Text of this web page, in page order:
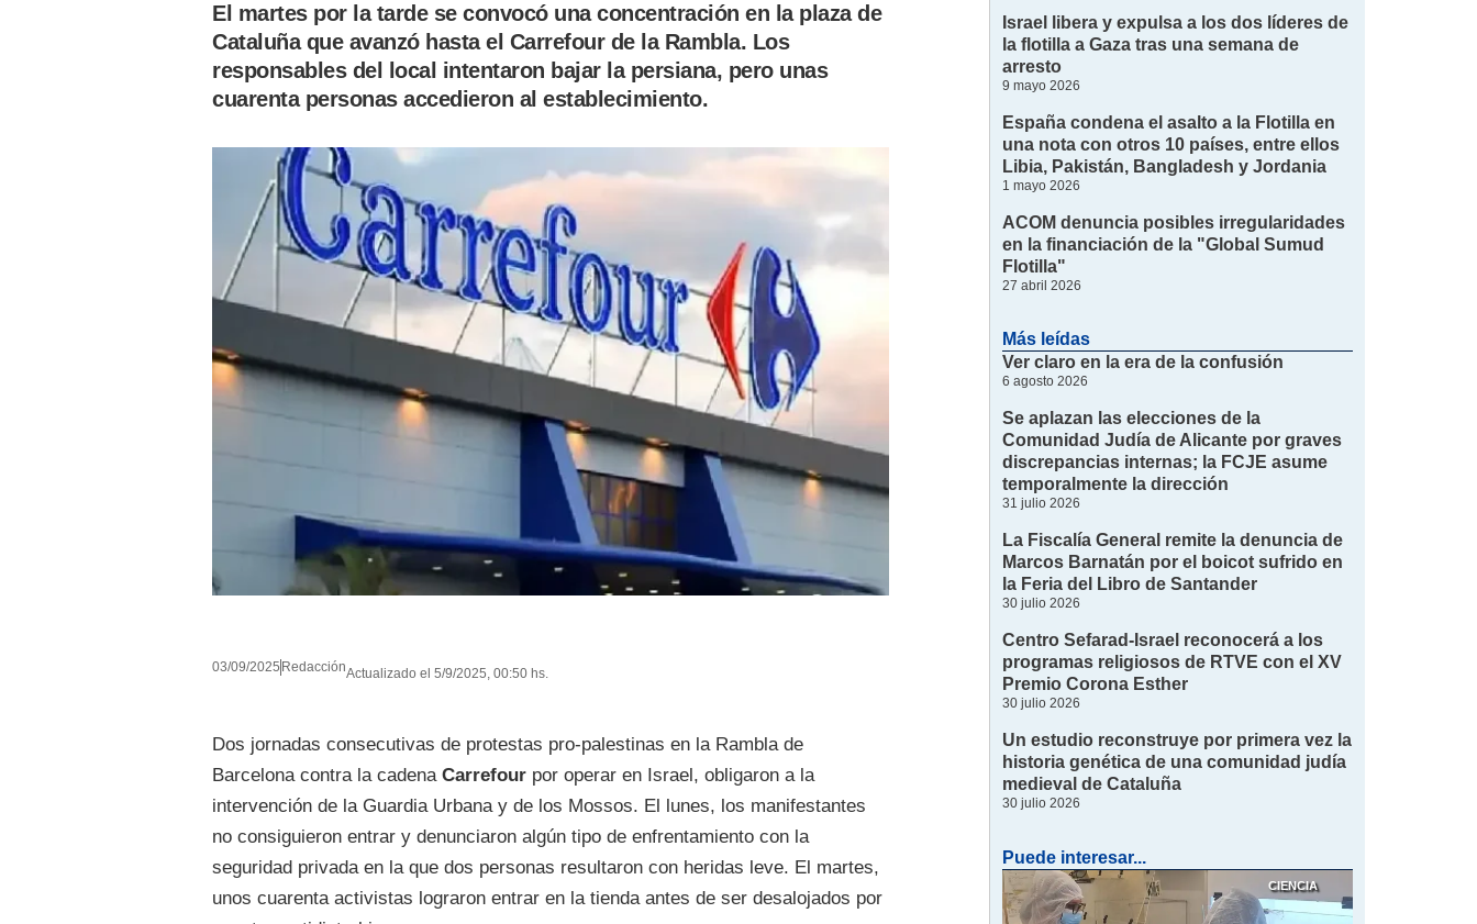
El martes por la tarde se convocó una concentración en la plaza de
Cataluña que avanzó hasta el Carrefour de la Rambla. Los
responsables del local intentaron bajar la persiana, pero unas
cuarenta personas accedieron al establecimiento.
03/09/2025 RedacciónActualizado el 5/9/2025, 00:50 hs.
Dos jornadas consecutivas de protestas pro-palestinas en la Rambla de
Barcelona contra la cadenaCarrefour por operar en Israel, obligaron a la
intervención de la Guardia Urbana y de los Mossos. El lunes, los manifestantes
no consiguieron entrar y denunciaron algún tipo de enfrentamiento con la
seguridad privada en la que dos personas resultaron con heridas leve. El martes,
unos cuarenta activistas lograron entrar en la tienda antes de ser desalojados por
Israel libera y expulsa a los dos líderes de
la flotilla a Gaza tras una semana de
arresto
9 mayo 2026
España condena el asalto a la Flotilla en
una nota con otros 10 países, entre ellos
Libia, Pakistán, Bangladesh y Jordania
1 mayo 2026
ACOM denuncia posibles irregularidades
en la financiación de la "Global Sumud
Flotilla"
27 abril 2026
Más leídas
Ver claro en la era de la confusión
6 agosto 2026
Se aplazan las elecciones de la
Comunidad Judía de Alicante por graves
discrepancias internas; la FCJE asume
temporalmente la dirección
31 julio 2026
La Fiscalía General remite la denuncia de
Marcos Barnatán por el boicot sufrido en
la Feria del Libro de Santander
30 julio 2026
Centro Sefarad-Israel reconocerá a los
programas religiosos de RTVE con el XV
Premio Corona Esther
30 julio 2026
Un estudio reconstruye por primera vez la
historia genética de una comunidad judía
medieval de Cataluña
30 julio 2026
Puede interesar...
CIENCIA